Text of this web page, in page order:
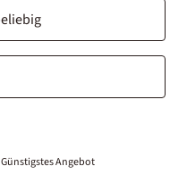
Günstigstes Angebot